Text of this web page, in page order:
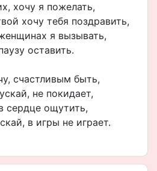
хочу я пожелать,
хочу тебя поздравить,
я вызывать,
оставить.
счастливым быть,
не покидает,
сердце ощутить,
в игры не играет.